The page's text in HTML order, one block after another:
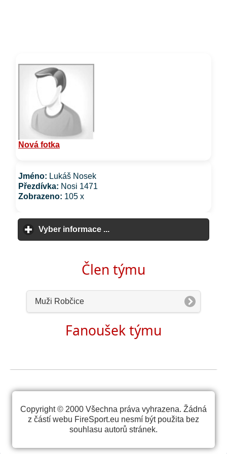
Nová fotka
Jméno: Lukáš Nosek
Přezdívka: Nosi 1471
Zobrazeno: 105 x
Vyber informace ...click to expand contents
Člen týmu
Muži Robčice
Fanoušek týmu
Copyright © 2000 Všechna práva vyhrazena. Žádná
z částí webu FireSport.eu nesmí být použita bez
souhlasu autorů stránek.